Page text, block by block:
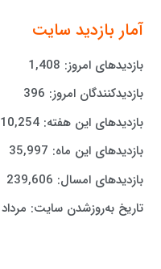
آمار بازدید سایت
بازدیدهای امروز: 1,408
بازدیدکنندگان امروز: 396
بازدیدهای این هفته:10,254
بازدیدهای این ماه: 35,997
بازدیدهای امسال: 239,606
تاریخ به‌روزشدن سایت: مرداد ۱۶, ۱۴۰۵